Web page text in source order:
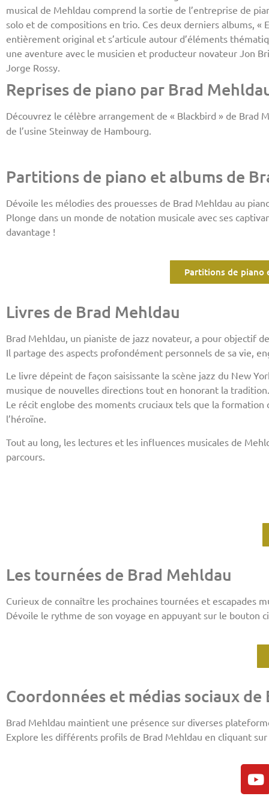
musical de Mehldau comprend la sortie de l’entreprise de
solo et de compositions en trio. Ces deux derniers albums, «
entièrement original et s’articule autour d’éléments
une aventure avec le musicien et producteur novateur Jon
Jorge Rossy.
Reprises de piano par Brad
Découvrez le célèbre arrangement de « Blackbird » de Brad
de l’usine Steinway de Hambourg.
Partitions de piano et albums de
Dévoile les mélodies des prouesses de Brad Mehldau au
Plonge dans un monde de notation musicale avec ses
davantage !
Partitions de piano
Livres de Brad Mehldau
Brad Mehldau, un pianiste de jazz novateur, a pour objectif
Il partage des aspects profondément personnels de sa vie,
Le livre dépeint de façon saisissante la scène jazz du New
musique de nouvelles directions tout en honorant la tradition.
Le récit englobe des moments cruciaux tels que la
l’héroïne.
Tout au long, les lectures et les influences musicales de
parcours.
Les tournées de Brad Mehldau
Curieux de connaître les prochaines tournées et escapades
Dévoile le rythme de son voyage en appuyant sur le bouton
Coordonnées et médias sociaux
Brad Mehldau maintient une présence sur diverses
Explore les différents profils de Brad Mehldau en cliquant sur